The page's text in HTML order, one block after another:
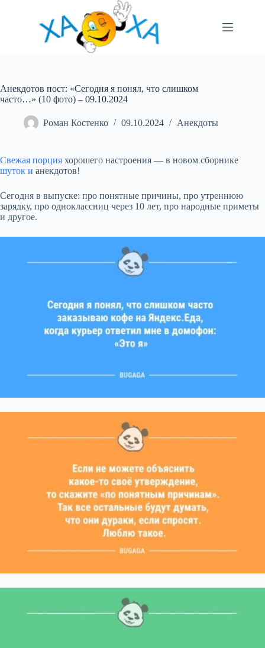
Анекдотов пост: «Сегодня я понял, что слишком
часто…» (10 фото) – 09.10.2024
Роман Костенко 09.10.2024 Анекдоты
Свежая порция хорошего настроения — в новом сборнике
шуток и анекдотов!
Сегодня в выпуске: про понятные причины, про утреннюю
зарядку, про одноклассниц через 10 лет, про народные приметы
и другое.